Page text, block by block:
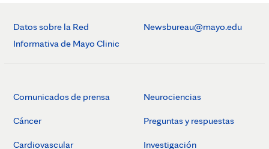
Datos sobre la Red
Informativa de Mayo Clinic
Newsbureau@mayo.edu
Comunicados de prensa
Cáncer
Cardiovascular
Neurociencias
Preguntas y respuestas
Investigación